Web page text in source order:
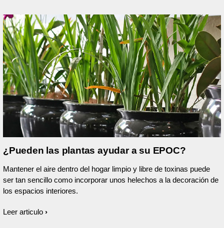
¿Pueden las plantas ayudar a su EPOC?
Mantener el aire dentro del hogar limpio y libre de toxinas puede
ser tan sencillo como incorporar unos helechos a la decoración de
los espacios interiores.
Leer articulo